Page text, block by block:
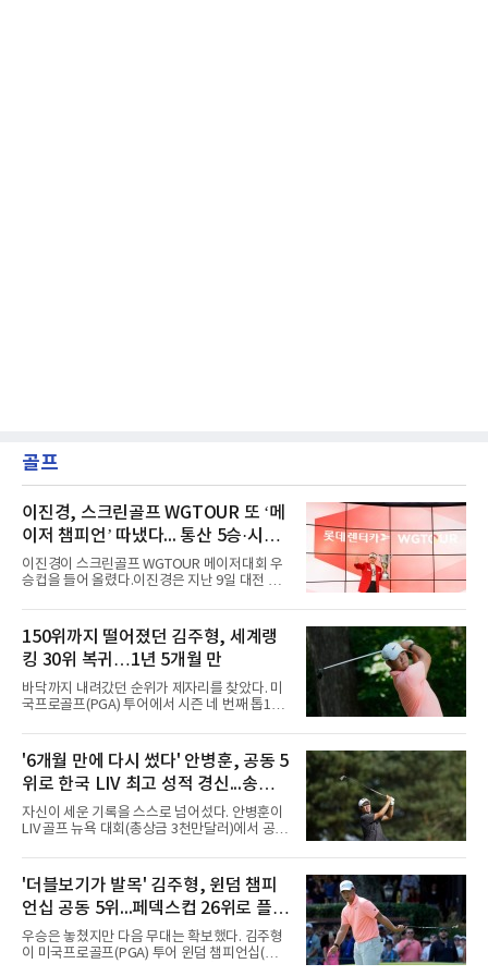
골프
이진경, 스크린골프 WGTOUR 또 ‘메
이저 챔피언’ 따냈다... 통산 5승·시즌
3승 달성
이진경이 스크린골프 WGTOUR 메이저대회 우
승컵을 들어 올렸다.이진경은 지난 9일 대전 골
카 WGTOUR’ 6차 메이저대회 결선에서 1라운
드 9언더파, 2라운드 8언더파 최종합계 17언더
파를 기록하며 시즌 세 번째 우승을 따냈다.경기
는 투비전NX플러스 투어 모드에서 하루 동안 2
라운드 36홀 스트로크 플레이로 치러졌다. 코스
는 골프존 코스 난도 별 3개, 그린 난도 별 4개의
롯데스카이힐 부여CC (SKY/HILL)다.총 80명의
드 각축전을 치렀다.이진경은 1라운드 초반 주
춤했지만 후반 홀에서 맹타를 퍼부으며
150위까지 떨어졌던 김주형, 세계랭
킹 30위 복귀…1년 5개월 만
바닥까지 내려갔던 순위가 제자리를 찾았다. 미
국프로골프(PGA) 투어에서 시즌 네 번째 톱10
위에 복귀했다.김주형은 10일(한국시간) 발표된
남자 골프 세계랭킹에서 지난주보다 3계단 오른
30위에 이름을 올렸다. 이날 미국 노스캐롤라이
나주 그린즈버러의 세지필드 컨트리클럽(파70)
에서 끝난 윈덤 챔피언십에서 최종 합계 15언더
파 265타로 공동 5위에 오른 결과다. 지난해 3월
이후 처음으로 30위권에 들었다.반등의 폭이 컸
지 이후 150위까지 떨어진 바 있다. 그러나 6월
US오픈 3위로 부활의 신호
'6개월 만에 다시 썼다' 안병훈, 공동 5
위로 한국 LIV 최고 성적 경신...송영한
도 톱10
자신이 세운 기록을 스스로 넘어섰다. 안병훈이
LIV 골프 뉴욕 대회(총상금 3천만달러)에서 공동
병훈은 10일(한국시간) 미국 뉴저지주 베드민스
터의 트럼프 내셔널 골프 클럽 베드민스터(파
71)에서 열린 최종 4라운드에서 버디 5개와 보
기 3개를 묶어 2언더파 69타를 쳤다. 최종 합계
7언더파 277타로 5위, 우승자 호아킨 니만(칠레
·16언더파 268타)과는 9타 차였다.기록의 의미
가 크다. 올해 LIV 골프로 이적해 새로 만들어진
'더블보기가 발목' 김주형, 윈덤 챔피
언십 공동 5위...페덱스컵 26위로 플레
이오프행
우승은 놓쳤지만 다음 무대는 확보했다. 김주형
이 미국프로골프(PGA) 투어 윈덤 챔피언십(총